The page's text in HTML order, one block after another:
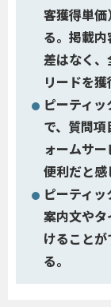
客獲得単
る。掲載
差はなく
リードを
ピーティ
で、質問
ォームサ
便利だと感
ピーティ
案内文や
けること
る。